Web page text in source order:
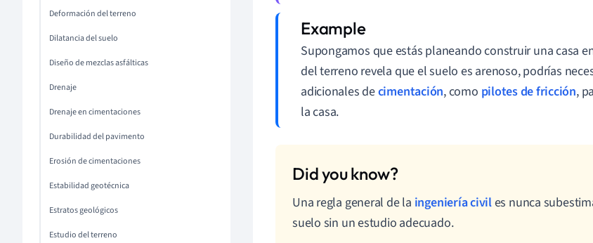
Deformación del terreno
Dilatancia del suelo
Diseño de mezclas asfálticas
Drenaje
Drenaje en cimentaciones
Durabilidad del pavimento
Erosión de cimentaciones
Estabilidad geotécnica
Estratos geológicos
Estudio del terreno
Supongamos que estás planeando construir una casa
del terreno revela que el suelo es arenoso, podrías
adicionales decimentación, como pilotes de fricción,
la casa.
Una regla general de la ingeniería civiles nunca
suelo sin un estudio adecuado.